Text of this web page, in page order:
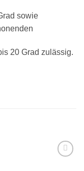
sowie
20 Grad zulässig.